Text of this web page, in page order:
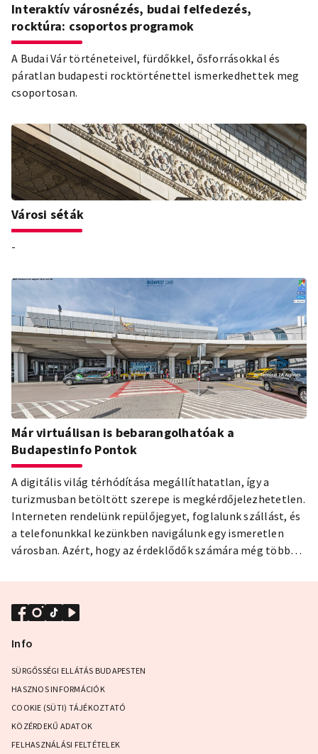
Interaktív városnézés, budai felfedezés,
rocktúra: csoportos programok
A Budai Vár történeteivel, fürdőkkel, ősforrásokkal és
páratlan budapesti rocktörténettel ismerkedhettek meg
csoportosan.
Városi séták
-
Már virtuálisan is bebarangolhatóak a
Budapestinfo Pontok
A digitális világ térhódítása megállíthatatlan, így a
turizmusban betöltött szerepe is megkérdőjelezhetetlen.
Interneten rendelünk repülőjegyet, foglalunk szállást, és
a telefonunkkal kezünkben navigálunk egy ismeretlen
városban. Azért, hogy az érdeklődők számára még több
segítségével virtuálisan is bejárhatóvá tettük a fővárosi
Budapestinfo Pontokat.
Info
SÜRGŐSSÉGI ELLÁTÁS BUDAPESTEN
HASZNOS INFORMÁCIÓK
COOKIE (SÜTI) TÁJÉKOZTATÓ
KÖZÉRDEKŰ ADATOK
FELHASZNÁLÁSI FELTÉTELEK